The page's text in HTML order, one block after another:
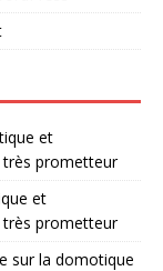
et
très prometteur
et
très prometteur
sur la domotique